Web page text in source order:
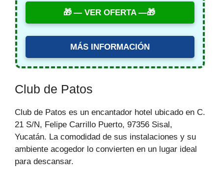
— VER OFERTA —
MÁS INFORMACIÓN
Club de Patos
Club de Patos es un encantador hotel ubicado en C.
21 S/N, Felipe Carrillo Puerto, 97356 Sisal,
Yucatán. La comodidad de sus instalaciones y su
ambiente acogedor lo convierten en un lugar ideal
para descansar.